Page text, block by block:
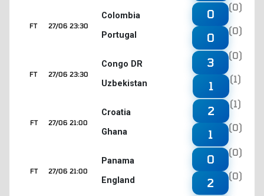
27/06 23:30
FT
Colombia
Portugal
0
(0)
0
(0)
27/06 23:30
FT
Congo DR
Uzbekistan
3
(0)
1
(1)
27/06 21:00
FT
Croatia
Ghana
2
(1)
1
(0)
27/06 21:00
FT
Panama
England
0
(0)
2
(0)